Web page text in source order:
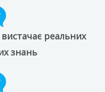
реальних
знань